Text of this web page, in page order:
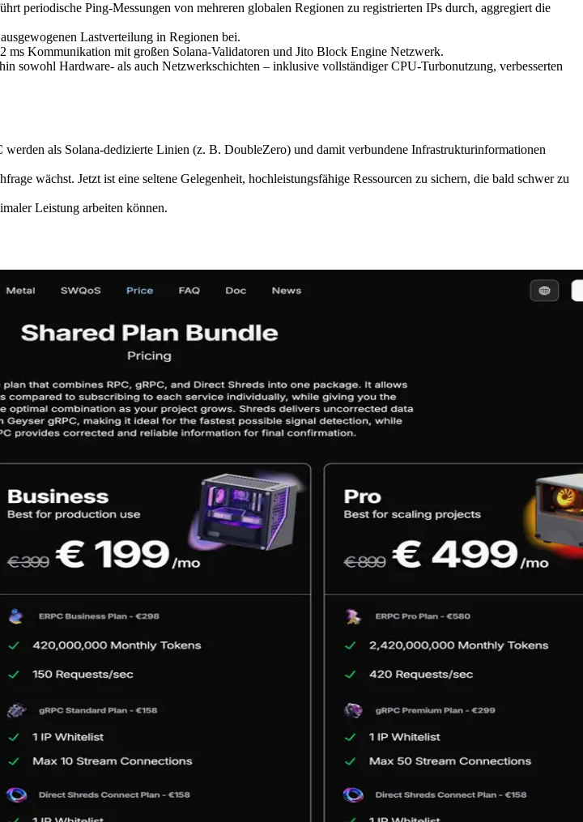
periodische Ping-Messungen von mehreren globalen Regionen zu registrierten IPs durch, aggregiert die
Lastverteilung in Regionen bei.
Kommunikation mit großen Solana-Validatoren und Jito Block Engine Netzwerk.
sowohl Hardware- als auch Netzwerkschichten – inklusive vollständiger CPU-Turbonutzung, verbesserten
als Solana-dedizierte Linien (z. B. DoubleZero) und damit verbundene Infrastrukturinformationen
wächst. Jetzt ist eine seltene Gelegenheit, hochleistungsfähige Ressourcen zu sichern, die bald schwer zu
Leistung arbeiten können.